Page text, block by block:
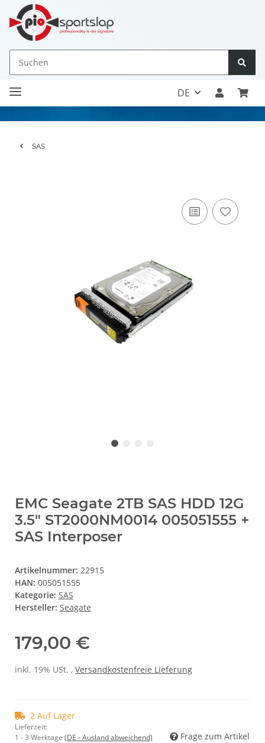
DE
SAS
EMC Seagate 2TB SAS HDD 12G
3.5" ST2000NM0014 005051555 +
SAS Interposer
Artikelnummer: 22915
HAN: 005051555
Kategorie: SAS
Hersteller: Seagate
179,00 €
inkl. 19% USt. , Versandkostenfreie Lieferung
2 Auf Lager
Lieferzeit:
1 - 3 Werktage (DE - Ausland abweichend) Frage zum Artikel